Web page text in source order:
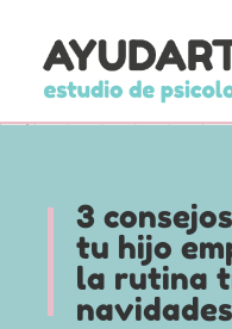
3
tu hijo
la rutina
navidades